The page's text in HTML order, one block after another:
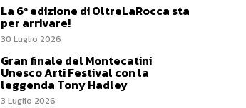
La 6ª edizione di OltreLaRocca sta
per arrivare!
30 Luglio 2026
Gran finale del Montecatini
Unesco Arti Festival con la
leggenda Tony Hadley
3 Luglio 2026